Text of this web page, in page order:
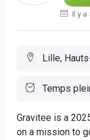
Il y a
Lille,
Temps
Gravitee is a
on a mission to